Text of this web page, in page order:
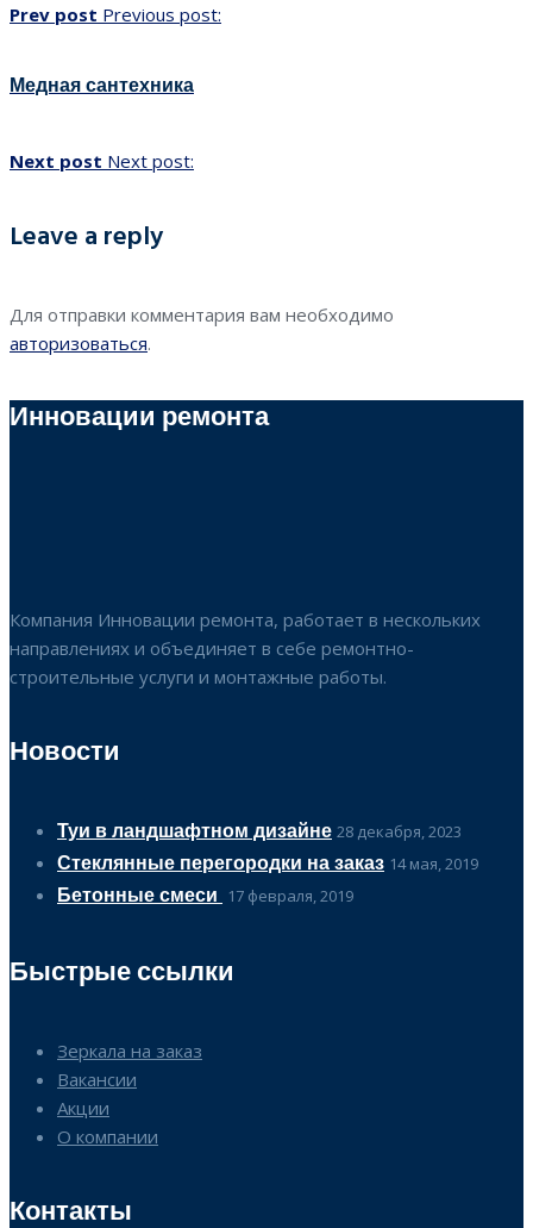
Prev post Previous post:
Медная сантехника
Next post Next post:
Leave a reply
Для отправки комментария вам необходимо
авторизоваться.
Инновации ремонта
Компания Инновации ремонта, работает в нескольких
направлениях и объединяет в себе ремонтно-
строительные услуги и монтажные работы.
Новости
Туи в ландшафтном дизайне 28 декабря, 2023
Стеклянные перегородки на заказ 14 мая, 2019
Бетонные смеси 17 февраля, 2019
Быстрые ссылки
Зеркала на заказ
Вакансии
Акции
О компании
Контакты